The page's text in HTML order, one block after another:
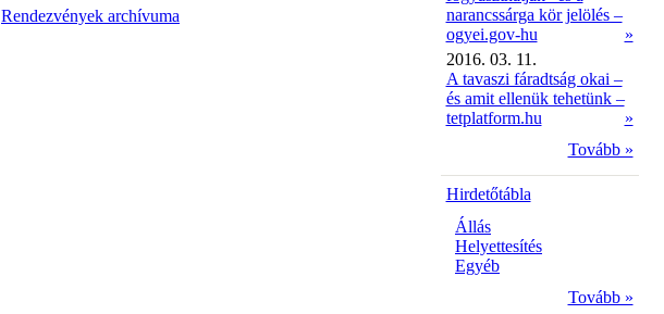
Rendezvények archívuma
narancssárga kör jelölés –
ogyei.gov-hu
»
2016. 03. 11.
A tavaszi fáradtság okai –
és amit ellenük tehetünk –
tetplatform.hu
»
Tovább »
Hirdetőtábla
Állás
Helyettesítés
Egyéb
Tovább »